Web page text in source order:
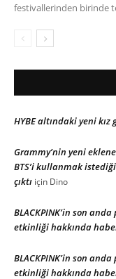
festivallerinden birinde
HYBE altındaki yeni
Grammy’nin yeni
BTS’i kullanmak
çıktı için Dino
BLACKPINK’in son
etkinliği hakkında
BLACKPINK’in son
etkinliği hakkında